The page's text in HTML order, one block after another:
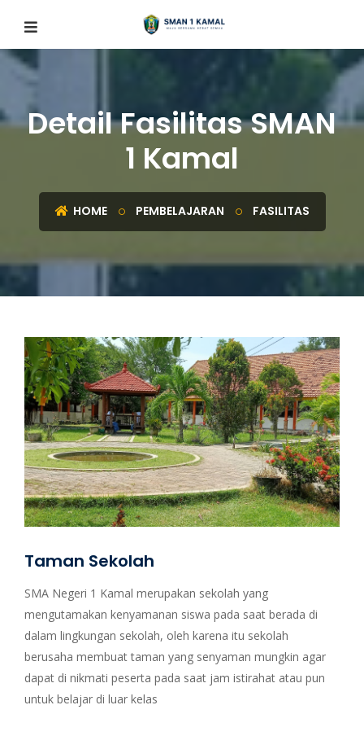
Detail Fasilitas SMAN
1 Kamal
HOME PEMBELAJARAN FASILITAS
Taman Sekolah
SMA Negeri 1 Kamal merupakan sekolah yang
mengutamakan kenyamanan siswa pada saat berada di
dalam lingkungan sekolah, oleh karena itu sekolah
berusaha membuat taman yang senyaman mungkin agar
dapat di nikmati peserta pada saat jam istirahat atau pun
untuk belajar di luar kelas